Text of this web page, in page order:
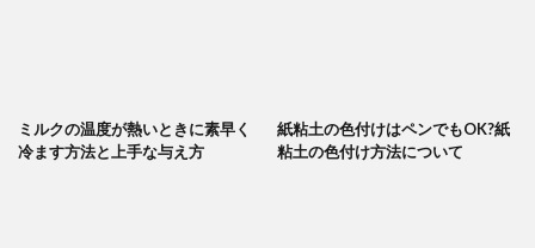
ミルクの温度が熱いときに素早く
冷ます方法と上手な与え方
紙粘土の色付けはペンでもOK?紙
粘土の色付け方法について